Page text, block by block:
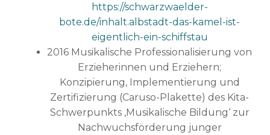
https://schwarzwaelder-
bote.de/inhalt.albstadt-das-kamel-ist-
eigentlich-ein-schiffstau
2016 Musikalische Professionalisierung von
Erzieherinnen und Erziehern;
Konzipierung, Implementierung und
Zertifizierung (Caruso-Plakette) des Kita-
Schwerpunkts ‚Musikalische Bildung‘ zur
Nachwuchsförderung junger